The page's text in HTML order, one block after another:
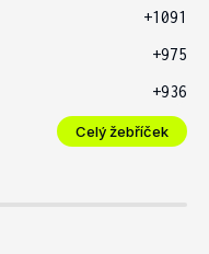
+1091
+975
+936
Celý žebříček